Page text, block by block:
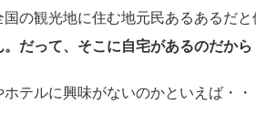
の観光地に住む地元民あるあるだと
だって、そこに自宅があるのだから
テルに興味がないのかといえば・